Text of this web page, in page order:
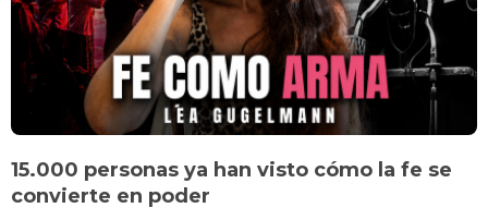
15.000 personas ya han visto cómo la fe se
convierte en poder